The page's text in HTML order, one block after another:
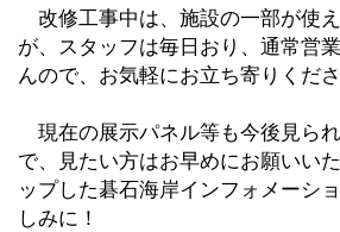
改修工事中は、施設の一部が使
が、スタッフは毎日おり、通常営
んので、お気軽にお立ち寄りくださ
現在の展示パネル等も今後見ら
で、見たい方はお早めにお願いい
ップした碁石海岸インフォメーシ
しみに！